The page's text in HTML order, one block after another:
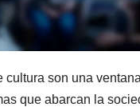
cultura son una ventana
que abarcan la